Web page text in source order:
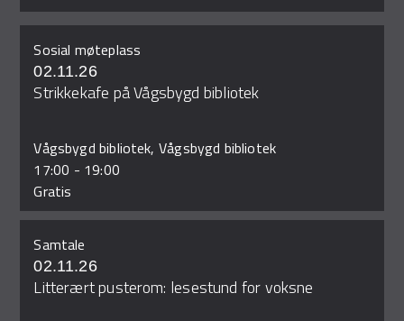
Sosial møteplass
02.11.26
Strikkekafe på Vågsbygd bibliotek
Vågsbygd bibliotek, Vågsbygd bibliotek
17:00 - 19:00
Gratis
Samtale
02.11.26
Litterært pusterom: lesestund for voksne